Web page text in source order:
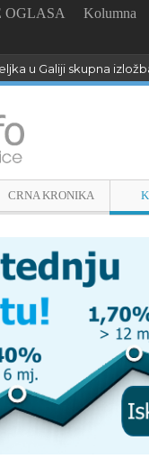
OGLASA Kolumna
u Galiji skupna
CRNA KRONIKA